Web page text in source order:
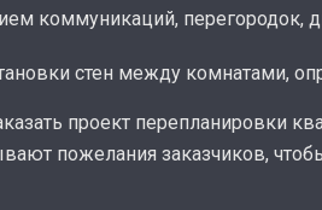
коммуникаций, перегородок,
стен между комнатами,
проект перепланировки
пожелания заказчиков,